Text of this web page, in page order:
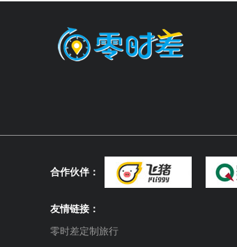
合作伙伴：
友情链接：
零时差定制旅行